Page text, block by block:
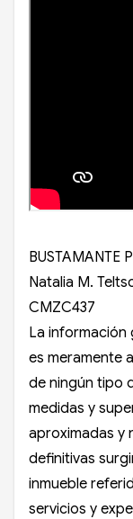
BUSTAMANTE
Natalia M.
CMZC437
La información
es meramente
de ningún tipo
medidas y
aproximadas y
definitivas
inmueble
servicios y